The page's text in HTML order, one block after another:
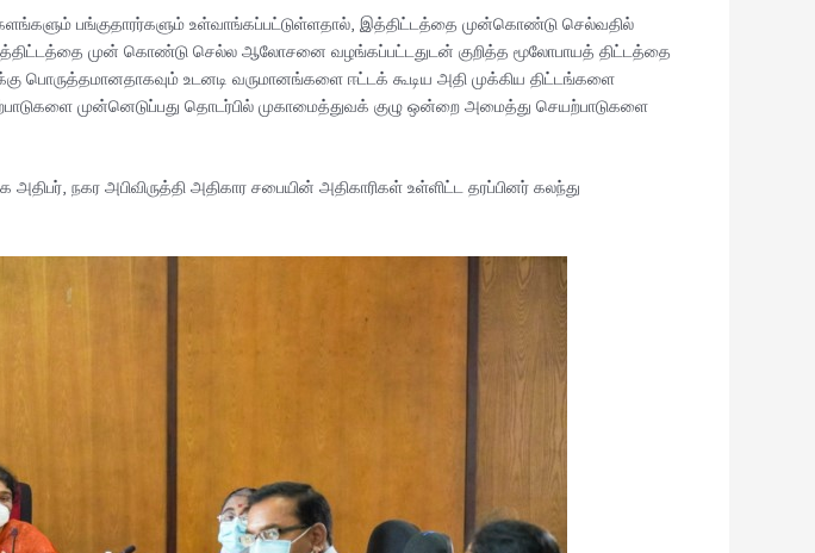
பங்குதாரர்களும் உள்வாங்கப்பட்டுள்ளதால், இத்திட்டத்தை முன்கொண்டு செல்வதில்
முன் கொண்டு செல்ல ஆலோசனை வழங்கப்பட்டதுடன் குறித்த மூலோபாயத் திட்டத்தை
பொருத்தமானதாகவும் உடனடி வருமானங்களை ஈட்டக் கூடிய அதி முக்கிய திட்டங்களை
முன்னெடுப்பது தொடர்பில் முகாமைத்துவக் குழு ஒன்றை அமைத்து செயற்பாடுகளை
நகர அபிவிருத்தி அதிகார சபையின் அதிகாரிகள் உள்ளிட்ட தரப்பினர் கலந்து